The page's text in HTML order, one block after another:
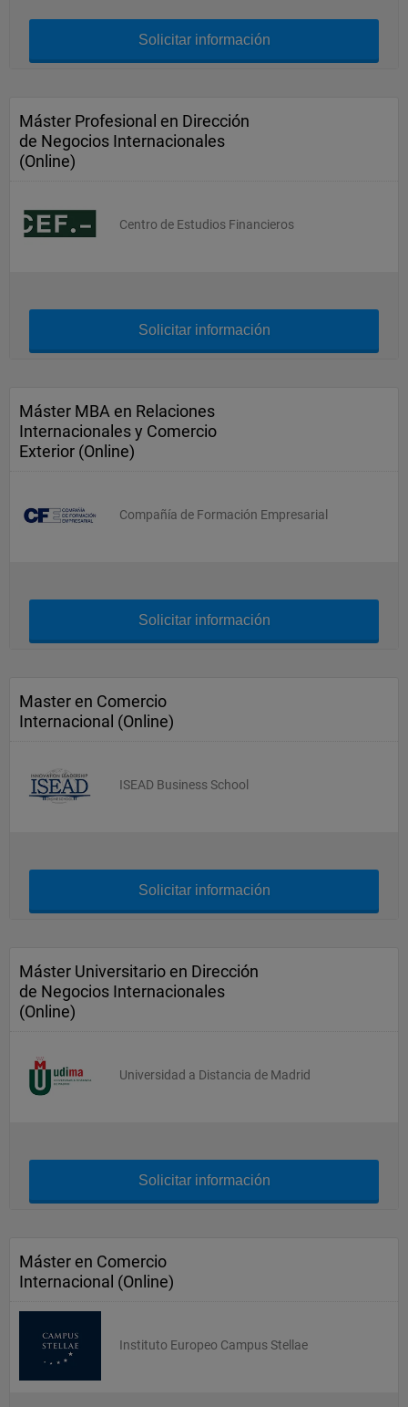
Solicitar información
Máster Profesional en Dirección
de Negocios Internacionales
(Online)
Centro de Estudios Financieros
Solicitar información
Máster MBA en Relaciones
Internacionales y Comercio
Exterior (Online)
Compañía de Formación Empresarial
Solicitar información
Master en Comercio
Internacional (Online)
ISEAD Business School
Solicitar información
Máster Universitario en Dirección
de Negocios Internacionales
(Online)
Universidad a Distancia de Madrid
Solicitar información
Máster en Comercio
Internacional (Online)
Instituto Europeo Campus Stellae